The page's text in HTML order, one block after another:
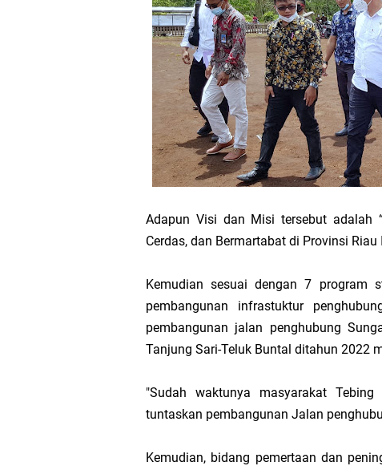
Adapun Visi dan Misi tersebut adalah
Cerdas, dan Bermartabat di Provinsi Riau
Kemudian sesuai dengan 7 program
pembangunan infrastuktur
pembangunan jalan penghubung
Tanjung Sari-Teluk Buntal ditahun 2022
"Sudah waktunya masyarakat
tuntaskan pembangunan Jalan
Kemudian, bidang pemertaan dan